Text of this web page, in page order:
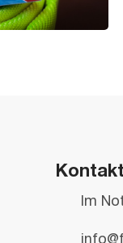
Kontakt
Im